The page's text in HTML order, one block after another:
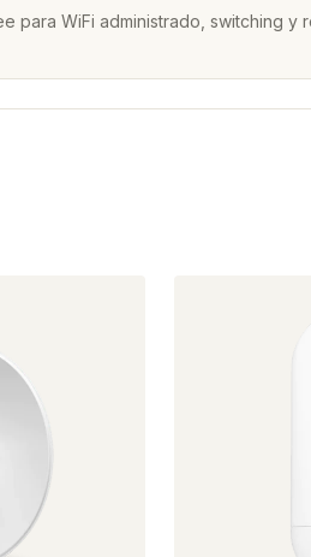
para WiFi administrado, switching y